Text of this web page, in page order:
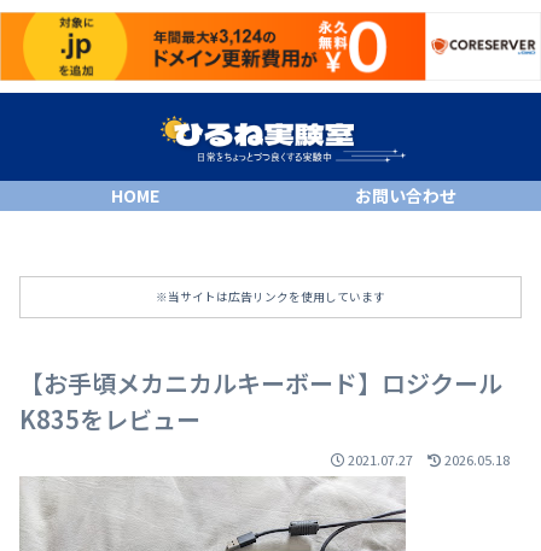
HOME お問い合わせ
※当サイトは広告リンクを使用しています
【お手頃メカニカルキーボード】ロジクール
K835をレビュー
2021.07.27 2026.05.18